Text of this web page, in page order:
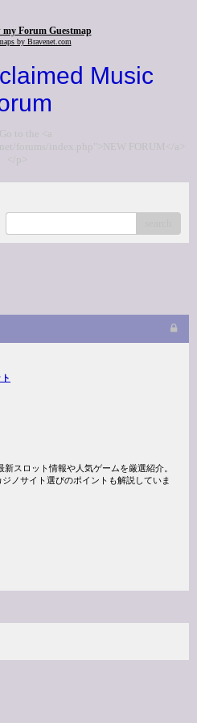
my Forum Guestmap
by Bravenet.com
Music
to the <a
forums/index.php">NEW FORUM</a>
</p>
新スロット情報や人気ゲームを厳選紹介。
ノサイト選びのポイントも解説していま